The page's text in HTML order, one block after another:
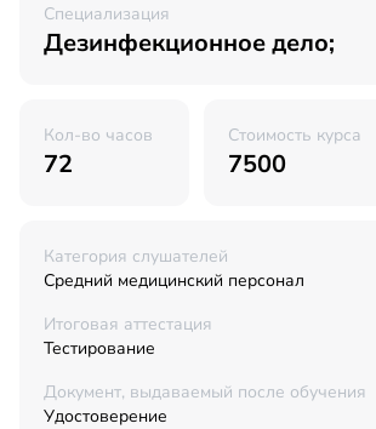
Специализация
Дезинфекционное дело;
Кол-во часов
72
Стоимость курса
7500
Категория слушателей
Средний медицинский персонал
Итоговая аттестация
Тестирование
Документ, выдаваемый после обучения
Удостоверение